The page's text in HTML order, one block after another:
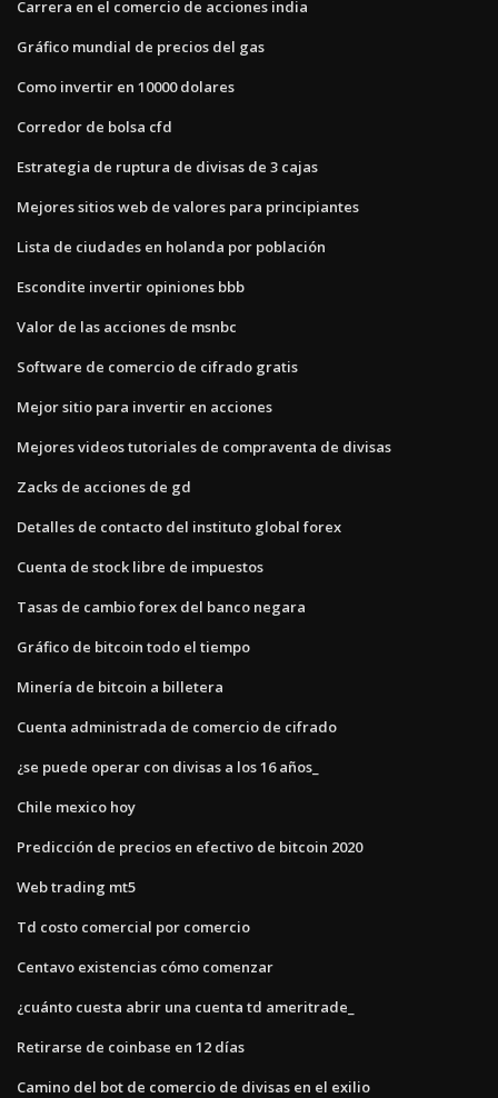
Carrera en el comercio de acciones india
Gráfico mundial de precios del gas
Como invertir en 10000 dolares
Corredor de bolsa cfd
Estrategia de ruptura de divisas de 3 cajas
Mejores sitios web de valores para principiantes
Lista de ciudades en holanda por población
Escondite invertir opiniones bbb
Valor de las acciones de msnbc
Software de comercio de cifrado gratis
Mejor sitio para invertir en acciones
Mejores videos tutoriales de compraventa de divisas
Zacks de acciones de gd
Detalles de contacto del instituto global forex
Cuenta de stock libre de impuestos
Tasas de cambio forex del banco negara
Gráfico de bitcoin todo el tiempo
Minería de bitcoin a billetera
Cuenta administrada de comercio de cifrado
¿se puede operar con divisas a los 16 años_
Chile mexico hoy
Predicción de precios en efectivo de bitcoin 2020
Web trading mt5
Td costo comercial por comercio
Centavo existencias cómo comenzar
¿cuánto cuesta abrir una cuenta td ameritrade_
Retirarse de coinbase en 12 días
Camino del bot de comercio de divisas en el exilio